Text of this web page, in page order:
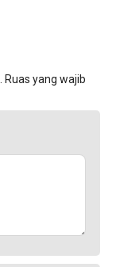
Ruas yang wajib